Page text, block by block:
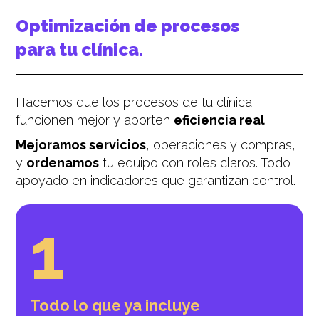
Optimización de procesos
para tu clínica.
Hacemos que los procesos de tu clínica
funcionen mejor y aporten eficiencia real.
Mejoramos servicios, operaciones y compras,
y ordenamos tu equipo con roles claros. Todo
apoyado en indicadores que garantizan control.
1
Todo lo que ya incluye